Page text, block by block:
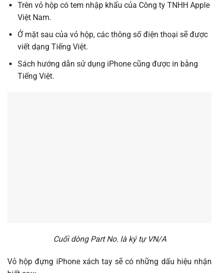
Trên vỏ hộp có tem nhập khẩu của Công ty TNHH Apple
Việt Nam.
Ở mặt sau của vỏ hộp, các thông số điện thoại sẽ được
viết dạng Tiếng Việt.
Sách hướng dẫn sử dụng iPhone cũng được in bằng
Tiếng Việt.
Cuối dòng Part No. là ký tự VN/A
Vỏ hộp đựng iPhone xách tay sẽ có những dấu hiệu nhận